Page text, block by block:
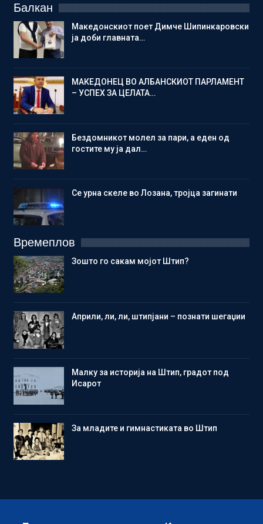
Балкан
Македонскиот поет Димче Шипинкаровски
ја доби главната…
МАКЕДОНЕЦ ВО АЛБАНСКИОТ ПАРЛАМЕНТ
– УСПЕХ ЗА ЦЕЛАТА…
Бездомникот молел за пари, а еден од
гостите му ја дал…
Се урна скеле во Лозана, тројца загинати
Времеплов
Зошто го сакам мојот Штип?
Aприли, ли, ли, штипјани – познати шегаџии
Малку за историја на Штип, градот под
Исарот
Зa младите и гимнастиката во Штип